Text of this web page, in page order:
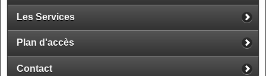
Les Services
Plan d'accès
Contact